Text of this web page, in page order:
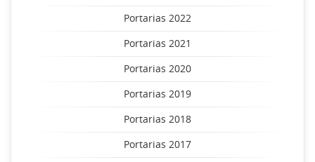
Portarias 2022
Portarias 2021
Portarias 2020
Portarias 2019
Portarias 2018
Portarias 2017